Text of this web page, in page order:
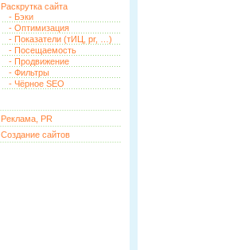
Раскрутка сайта
- Бэки
- Оптимизация
- Показатели (тИЦ, pr, …)
- Посещаемость
- Продвижение
- Фильтры
- Чёрное SEO
Реклама, PR
Создание сайтов